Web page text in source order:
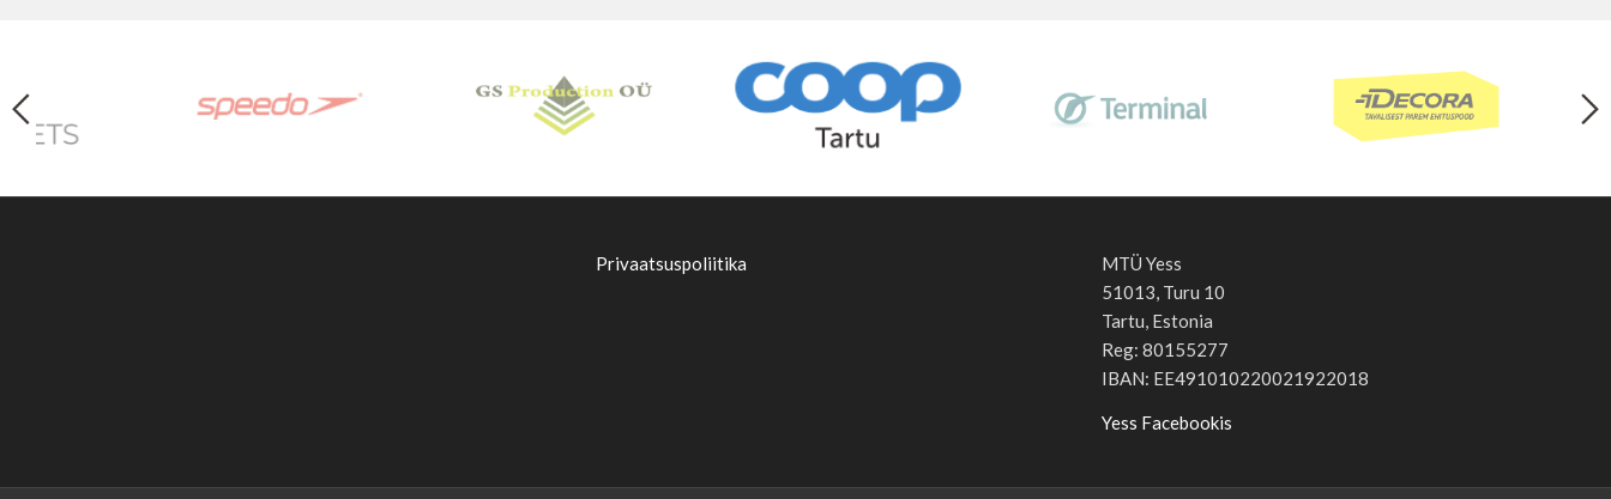
Privaatsuspoliitika
MTÜ Yess
51013, Turu 10
Tartu, Estonia
Reg: 80155277
IBAN: EE491010220021922018
Yess Facebookis